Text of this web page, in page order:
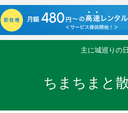
主に城巡りの日
ちまちまと